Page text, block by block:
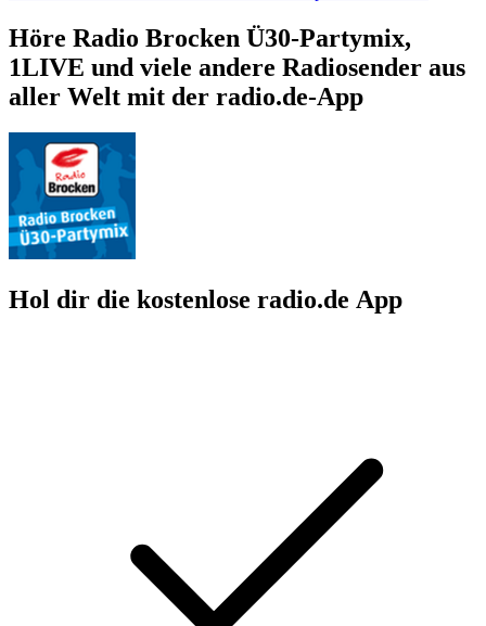
Höre Radio Brocken Ü30-Partymix,
1LIVE und viele andere Radiosender aus
aller Welt mit der radio.de-App
Hol dir die kostenlose radio.de App